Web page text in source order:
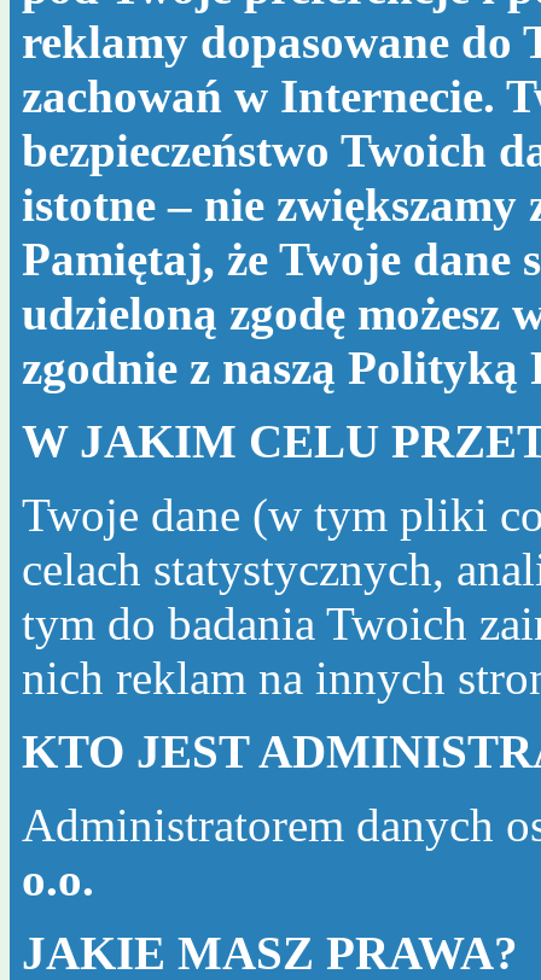
reklamy dopasowane do
zachowań w Internecie.
bezpieczeństwo Twoich
istotne – nie
Pamiętaj, że Twoje dane
udzieloną zgodę możesz
zgodnie z naszą Polityką
W JAKIM CELU
Twoje dane (w tym pliki
celach statystycznych,
tym do badania Twoich
nich reklam na innych
KTO JEST
Administratorem danych
o.o.
JAKIE MASZ PRAWA?